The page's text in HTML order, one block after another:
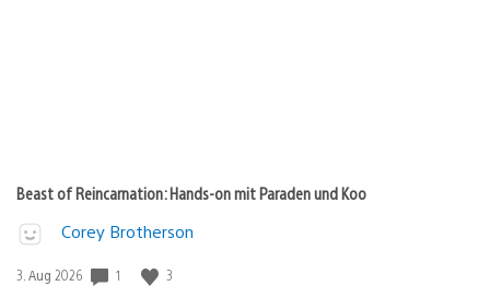
Beast of Reincarnation: Hands-on mit Paraden und Koo
Corey Brotherson
Veröffentlichungsdatum:
3. Aug 2026 1 3